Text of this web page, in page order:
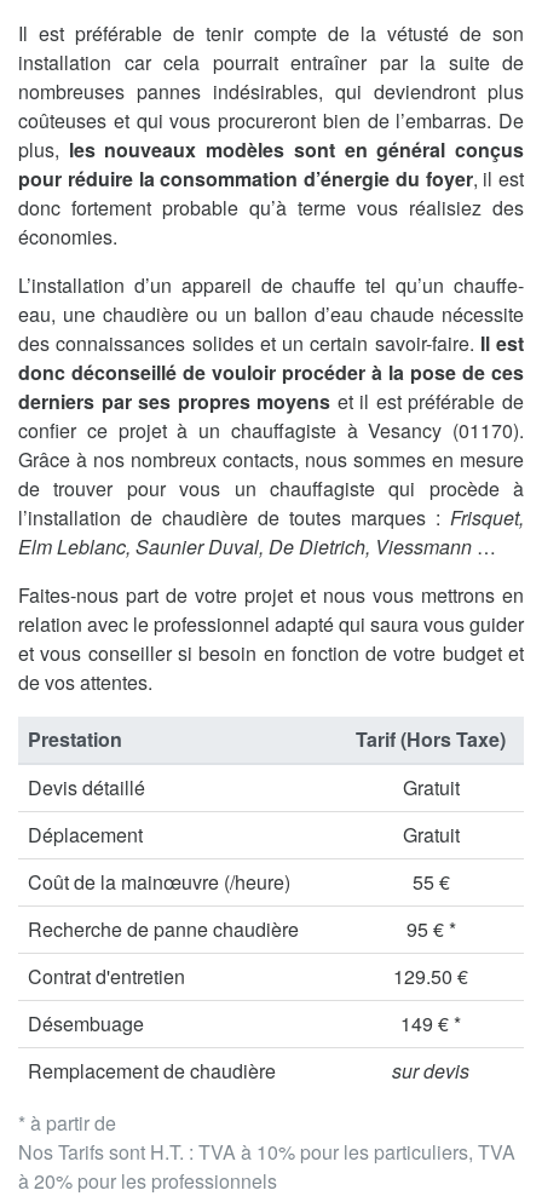
Il est préférable de tenir compte de la vétusté de son
installation car cela pourrait entraîner par la suite de
nombreuses pannes indésirables, qui deviendront plus
coûteuses et qui vous procureront bien de l’embarras. De
plus, les nouveaux modèles sont en général conçus
pour réduire la consommation d’énergie du foyer, il est
donc fortement probable qu’à terme vous réalisiez des
économies.
L’installation d’un appareil de chauffe tel qu’un chauffe-
eau, une chaudière ou un ballon d’eau chaude nécessite
des connaissances solides et un certain savoir-faire. Il est
donc déconseillé de vouloir procéder à la pose de ces
derniers par ses propres moyens et il est préférable de
confier ce projet à un chauffagiste à Vesancy (01170).
Grâce à nos nombreux contacts, nous sommes en mesure
de trouver pour vous un chauffagiste qui procède à
l’installation de chaudière de toutes marques : Frisquet,
Elm Leblanc, Saunier Duval, De Dietrich, Viessmann …
Faites-nous part de votre projet et nous vous mettrons en
relation avec le professionnel adapté qui saura vous guider
et vous conseiller si besoin en fonction de votre budget et
de vos attentes.
* à partir de
Nos Tarifs sont H.T. : TVA à 10% pour les particuliers, TVA
à 20% pour les professionnels
Prestation
Tarif (Hors Taxe)
Devis détaillé
Gratuit
Déplacement
Gratuit
Coût de la mainœuvre (/heure)
55 €
Recherche de panne chaudière
95 € *
Contrat d'entretien
129.50 €
Désembuage
149 € *
Remplacement de chaudière
sur devis